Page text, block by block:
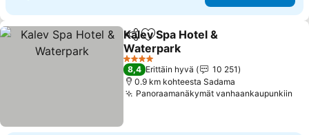
Jaa Lisää suosikkeihin
Kalev Spa Hotel &
Waterpark
Katso hinnat
4 Tähtiluokitus
8,4 Erittäin hyvä
10 251
0.9 km kohteesta Sadama
Panoraamanäkymät vanhaankaupunkiin